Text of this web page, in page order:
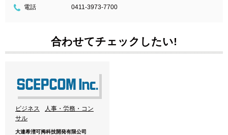
電話 0411-3973-7700
合わせてチェックしたい!
ビジネス
人事・労務・コン
サル
大連希潽可拇科技開発有限公司